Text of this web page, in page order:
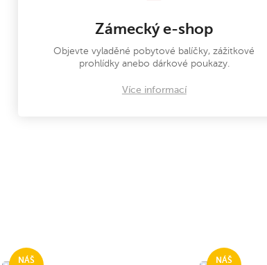
Zámecký e-shop
Objevte vyladěné pobytové balíčky, zážitkové
prohlídky anebo dárkové poukazy.
Více informací